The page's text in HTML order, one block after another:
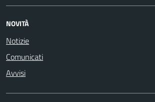
NOVITÀ
Notizie
Comunicati
Avvisi